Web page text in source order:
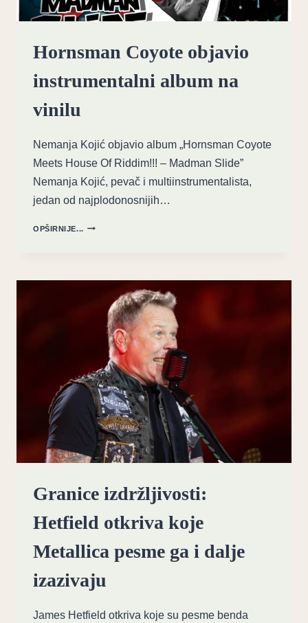
Hornsman Coyote objavio
instrumentalni album na
vinilu
Nemanja Kojić objavio album „Hornsman Coyote
Meets House Of Riddim!!! – Madman Slide”
Nemanja Kojić, pevač i multiinstrumentalista,
jedan od najplodonosnijih…
OPŠIRNIJE... HORNSMAN
VINILU
Granice izdržljivosti:
Hetfield otkriva koje
Metallica pesme ga i dalje
izazivaju
James Hetfield otkriva koje su pesme benda